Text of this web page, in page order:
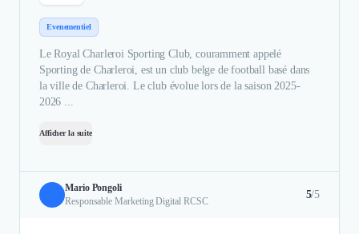
Evenementiel
Le Royal Charleroi Sporting Club, couramment appelé
Sporting de Charleroi, est un club belge de football basé dans
la ville de Charleroi. Le club évolue lors de la saison 2025-
2026 ...
Afficher la suite
Mario Pongoli
Responsable Marketing Digital RCSC
5/5